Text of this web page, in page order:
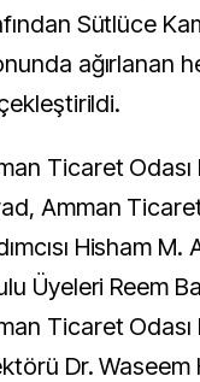
Sütlüce
ağırlanan
Ticaret Odası
Amman
Hisham
Üyeleri Reem
Ticaret
Dr.